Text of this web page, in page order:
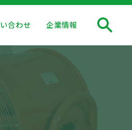
合わせ 企業情報